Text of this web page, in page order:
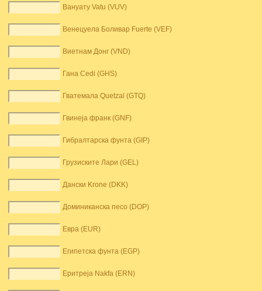
Вануату Vatu (VUV)
Венецуела Боливар Fuerte (VEF)
Виетнам Донг (VND)
Гана Cedi (GHS)
Гватемала Quetzal (GTQ)
Гвинеја франк (GNF)
Гибралтарска фунта (GIP)
Грузиските Лари (GEL)
Дански Krone (DKK)
Доминиканска песо (DOP)
Евра (EUR)
Египетска фунта (EGP)
Еритреја Nakfa (ERN)